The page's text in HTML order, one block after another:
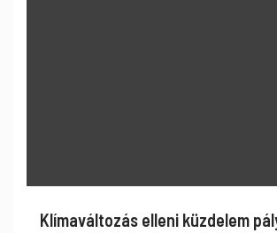
Klímaváltozás elleni küzdelem